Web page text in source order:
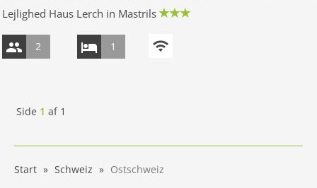
Lejlighed Haus Lerch in Mastrils
2 1
Side 1 af 1
Start Schweiz Ostschweiz